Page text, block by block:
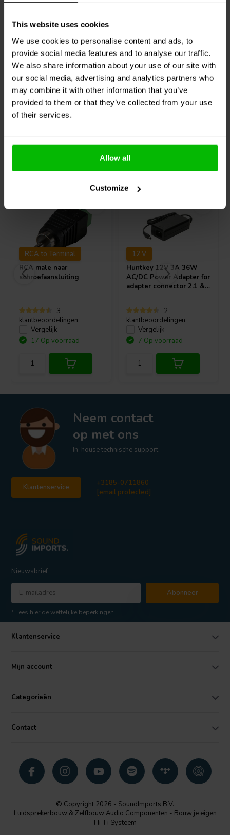
This website uses cookies
We use cookies to personalise content and ads, to
provide social media features and to analyse our traffic.
We also share information about your use of our site with
our social media, advertising and analytics partners who
may combine it with other information that you’ve
provided to them or that they’ve collected from your use
of their services.
Allow all
Customize
2,5 x 5,5 mm stekker naar
2
klantbeoordelingen
Vergelijk
18 Op voorraad
schroefaansluiting
1
klantbeoordelingen
Vergelijk
58 Op voorraad
RCA to Terminal
RCA male naar
schroefaansluiting
3
klantbeoordelingen
Vergelijk
17 Op voorraad
12 V
Huntkey 12V 3A 36W
AC/DC Power Adapter for
adapter connector 2.1 &
2
klantbeoordelingen
Vergelijk
7 Op voorraad
Neem contact
op met ons
In-house technische support
Klantenservice
+3185-0711860
[email protected]
Nieuwsbrief
Abonneer
* Lees hier de wettelijke beperkingen
Klantenservice
Mijn account
Categorieën
Contact
© Copyright 2026 - SoundImports B.V.
Luidsprekerbouw & Zelfbouw Audio Componenten - Bouw je eigen
Hi-Fi Systeem